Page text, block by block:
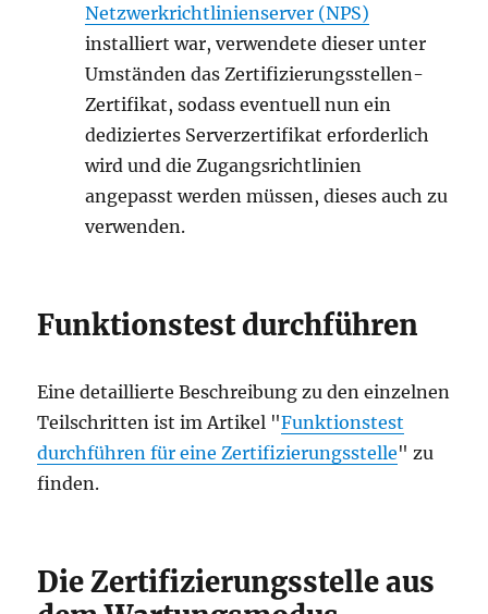
Netzwerkrichtlinienserver (NPS)
installiert war, verwendete dieser unter
Umständen das Zertifizierungsstellen-
Zertifikat, sodass eventuell nun ein
dediziertes Serverzertifikat erforderlich
wird und die Zugangsrichtlinien
angepasst werden müssen, dieses auch zu
verwenden.
Funktionstest durchführen
Eine detaillierte Beschreibung zu den einzelnen
Teilschritten ist im Artikel "Funktionstest
durchführen für eine Zertifizierungsstelle" zu
finden.
Die Zertifizierungsstelle aus